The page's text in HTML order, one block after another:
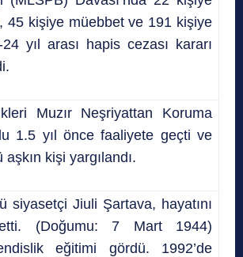
45 kişiye müebbet ve 191 kişiye
yıl arası hapis cezası kararı
Muzır Neşriyattan Koruma
1.5 yıl önce faaliyete geçti ve
aşkın kişi yargılandı.
siyasetçi Jiuli Şartava, hayatını
(Doğumu: 7 Mart 1944)
eğitimi gördü. 1992’de